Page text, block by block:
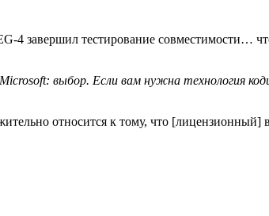
4 завершил тестирование совместимости…
выбор. Если вам нужна технология
относится к тому, что [лицензионный]